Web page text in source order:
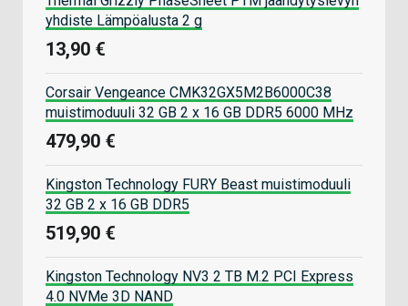
yhdiste Lämpöalusta 2 g
13,90 €
Corsair Vengeance CMK32GX5M2B6000C38
muistimoduuli 32 GB 2 x 16 GB DDR5 6000 MHz
479,90 €
Kingston Technology FURY Beast muistimoduuli
32 GB 2 x 16 GB DDR5
519,90 €
Kingston Technology NV3 2 TB M.2 PCI Express
4.0 NVMe 3D NAND